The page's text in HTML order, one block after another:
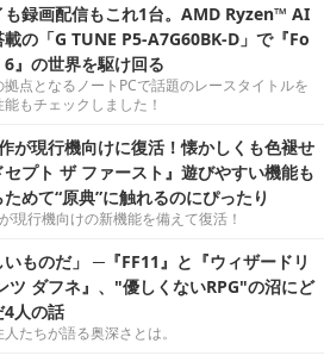
も録画配信もこれ1台。AMD Ryzen™ AI
の「G TUNE P5-A7G60BK-D」で『Fo
』の世界を駆け回る
点となるノートPCで話題のレースタイトルを
もチェックしました！
が現行機向けに復活！懐かしくも色褪せ
プト ザ ファースト』遊びやすい機能も
めて“原典”に触れるのにぴったり
現行機向けの新機能を備えて復活！
いものだ」 ─『FF11』と『ウィザードリ
ツ ダフネ』、"優しくないRPG"の沼にど
4人の話
たちが語る奥深さとは。